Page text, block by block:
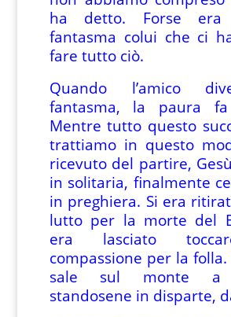
ha detto. Forse
fantasma colui che ci
fare tutto ciò.
Quando l’amico
fantasma, la paura fa
Mentre tutto questo
trattiamo in questo
ricevuto del partire,
in solitaria, finalmente
in preghiera. Si era
lutto per la morte del
era lasciato
compassione per la
sale sul monte a
standosene in disparte,